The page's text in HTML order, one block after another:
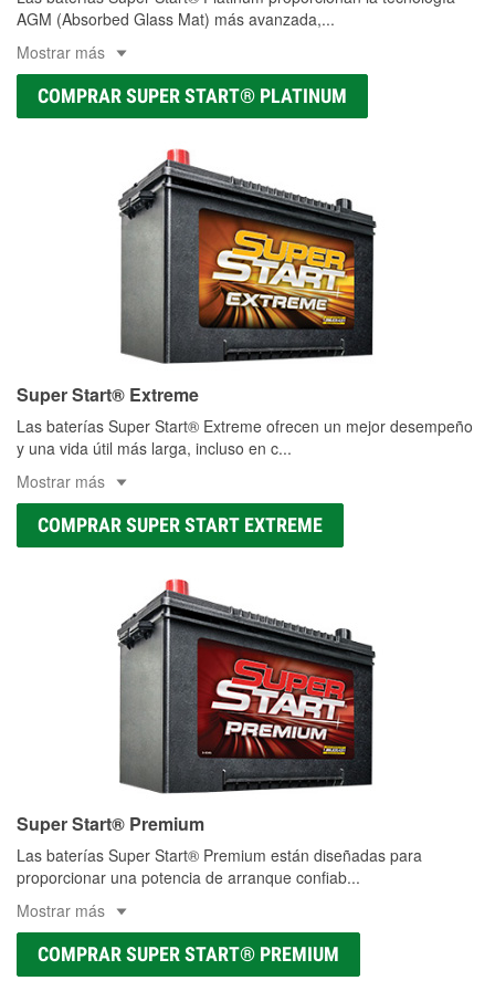
AGM (Absorbed Glass Mat) más avanzada,...
Mostrar más
COMPRAR SUPER START® PLATINUM
Super Start® Extreme
Las baterías Super Start® Extreme ofrecen un mejor desempeño
y una vida útil más larga, incluso en c...
Mostrar más
COMPRAR SUPER START EXTREME
Super Start® Premium
Las baterías Super Start® Premium están diseñadas para
proporcionar una potencia de arranque confiab...
Mostrar más
COMPRAR SUPER START® PREMIUM